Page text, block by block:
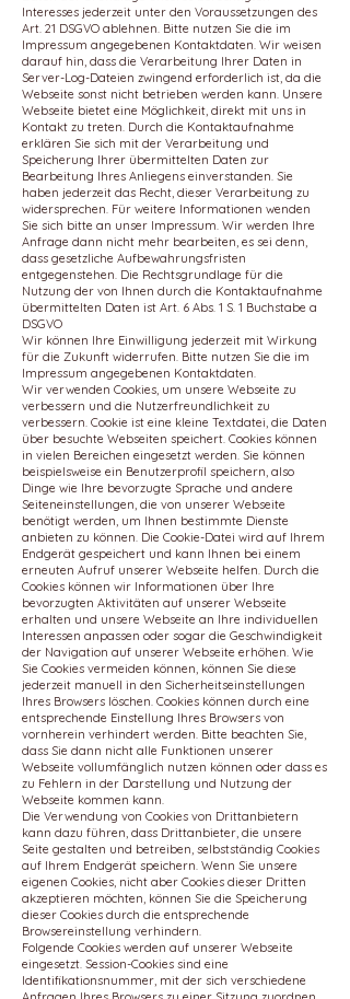
Interesses jederzeit unter den Voraussetzungen des
Art. 21 DSGVO ablehnen. Bitte nutzen Sie die im
Impressum angegebenen Kontaktdaten. Wir weisen
darauf hin, dass die Verarbeitung Ihrer Daten in
Server-Log-Dateien zwingend erforderlich ist, da die
Webseite sonst nicht betrieben werden kann. Unsere
Webseite bietet eine Möglichkeit, direkt mit uns in
Kontakt zu treten. Durch die Kontaktaufnahme
erklären Sie sich mit der Verarbeitung und
Speicherung Ihrer übermittelten Daten zur
Bearbeitung Ihres Anliegens einverstanden. Sie
haben jederzeit das Recht, dieser Verarbeitung zu
widersprechen. Für weitere Informationen wenden
Sie sich bitte an unser Impressum. Wir werden Ihre
Anfrage dann nicht mehr bearbeiten, es sei denn,
dass gesetzliche Aufbewahrungsfristen
entgegenstehen. Die Rechtsgrundlage für die
Nutzung der von Ihnen durch die Kontaktaufnahme
übermittelten Daten ist Art. 6 Abs. 1 S. 1 Buchstabe a
DSGVO
Wir können Ihre Einwilligung jederzeit mit Wirkung
für die Zukunft widerrufen. Bitte nutzen Sie die im
Impressum angegebenen Kontaktdaten.
Wir verwenden Cookies, um unsere Webseite zu
verbessern und die Nutzerfreundlichkeit zu
verbessern. Cookie ist eine kleine Textdatei, die Daten
über besuchte Webseiten speichert. Cookies können
in vielen Bereichen eingesetzt werden. Sie können
beispielsweise ein Benutzerprofil speichern, also
Dinge wie Ihre bevorzugte Sprache und andere
Seiteneinstellungen, die von unserer Webseite
benötigt werden, um Ihnen bestimmte Dienste
anbieten zu können. Die Cookie-Datei wird auf Ihrem
Endgerät gespeichert und kann Ihnen bei einem
erneuten Aufruf unserer Webseite helfen. Durch die
Cookies können wir Informationen über Ihre
bevorzugten Aktivitäten auf unserer Webseite
erhalten und unsere Webseite an Ihre individuellen
Interessen anpassen oder sogar die Geschwindigkeit
der Navigation auf unserer Webseite erhöhen. Wie
Sie Cookies vermeiden können, können Sie diese
jederzeit manuell in den Sicherheitseinstellungen
Ihres Browsers löschen. Cookies können durch eine
entsprechende Einstellung Ihres Browsers von
vornherein verhindert werden. Bitte beachten Sie,
dass Sie dann nicht alle Funktionen unserer
Webseite vollumfänglich nutzen können oder dass es
zu Fehlern in der Darstellung und Nutzung der
Webseite kommen kann.
Die Verwendung von Cookies von Drittanbietern
kann dazu führen, dass Drittanbieter, die unsere
Seite gestalten und betreiben, selbstständig Cookies
auf Ihrem Endgerät speichern. Wenn Sie unsere
eigenen Cookies, nicht aber Cookies dieser Dritten
akzeptieren möchten, können Sie die Speicherung
dieser Cookies durch die entsprechende
Browsereinstellung verhindern.
Folgende Cookies werden auf unserer Webseite
eingesetzt. Session-Cookies sind eine
Identifikationsnummer, mit der sich verschiedene